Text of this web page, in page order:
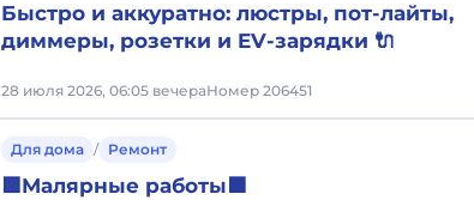
Быстро и аккуратно: люстры, пот-лайты,
диммеры, розетки и EV-зарядки 🔌
28 июля 2026, 06:05 вечераНомер 206451
Для дома / Ремонт
🟩Малярные работы🟧